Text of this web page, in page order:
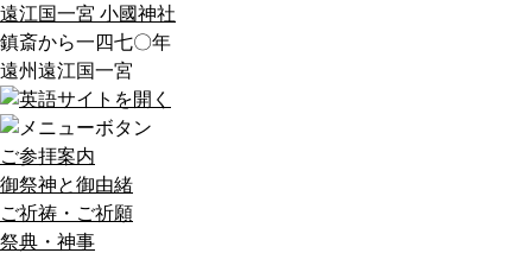
遠江国一宮 小國神社
鎮斎から一四七〇年
遠州遠江国一宮
ご参拝案内
御祭神と御由緒
ご祈祷・ご祈願
祭典・神事